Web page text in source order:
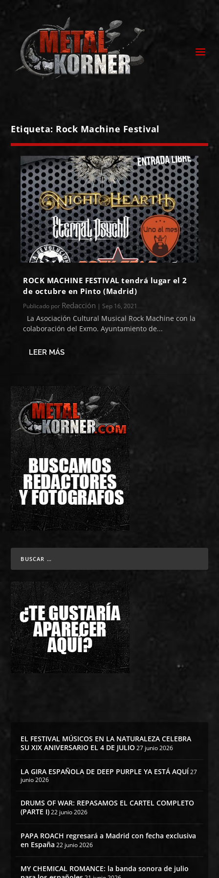
Etiqueta: Rock Machine Festival
ROCK MACHINE FESTIVAL tendrá lugar el 2
de octubre en Pinto (Madrid)
Publicado por Redacción | Sep 16, 2021
La Asociación Cultural Musical Rock Machine con la
colaboración del Exmo. Ayuntamiento de...
LEER MÁS
EL FESTIVAL MÚSICOS EN LA NATURALEZA CELEBRA
SU XIX ANIVERSARIO EL 4 DE JULIO 27 junio 2026
LA GIRA ESPAÑOLA DE DEEP PURPLE YA ESTÁ AQUÍ27
junio 2026
DRUMS OF WAR: REPASAMOS EL CARTEL COMPLETO
(PARTE I) 22 junio 2026
PAPA ROACH regresará a Madrid con fecha exclusiva
en España 22 junio 2026
MY CHEMICAL ROMANCE: la banda sonora de julio